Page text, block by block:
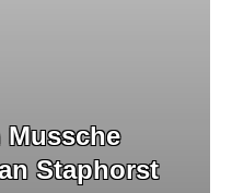
Staphorst